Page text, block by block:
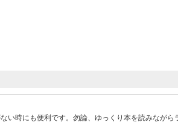
い時にも便利です。勿論、ゆっくり本を読みながら